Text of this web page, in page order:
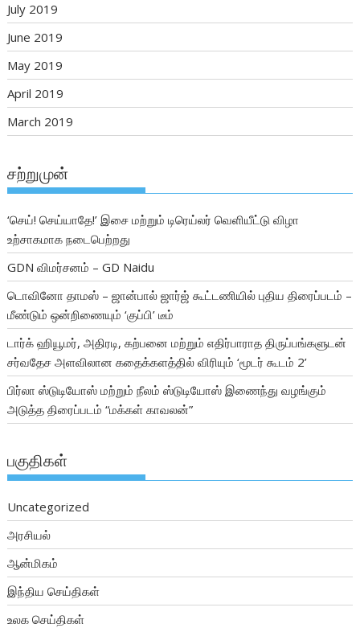
July 2019
June 2019
May 2019
April 2019
March 2019
சற்றுமுன்
‘செய்! செய்யாதே!’ இசை மற்றும் டிரெய்லர் வெளியீட்டு விழா
உற்சாகமாக நடைபெற்றது
GDN விமர்சனம் – GD Naidu
டொவினோ தாமஸ் – ஜான்பால் ஜார்ஜ் கூட்டணியில் புதிய திரைப்படம் –
மீண்டும் ஒன்றிணையும் ‘குப்பி’ டீம்
டார்க் ஹியூமர், அதிரடி, கற்பனை மற்றும் எதிர்பாராத திருப்பங்களுடன்
சர்வதேச அளவிலான கதைக்களத்தில் விரியும் ‘மூடர் கூடம் 2’
பிர்லா ஸ்டுடியோஸ் மற்றும் நீலம் ஸ்டுடியோஸ் இணைந்து வழங்கும்
அடுத்த திரைப்படம் “மக்கள் காவலன்”
பகுதிகள்
Uncategorized
அரசியல்
ஆன்மிகம்
இந்திய செய்திகள்
உலக செய்திகள்